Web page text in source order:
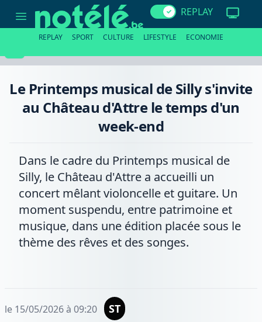
Printemps
musical
au
REPLAY
REPLAY SPORT CULTURE LIFESTYLE ECONOMIE
Le Printemps musical de Silly s'invite
au Château d'Attre le temps d'un
week-end
Dans le cadre du Printemps musical de
Silly, le Château d'Attre a accueilli un
concert mêlant violoncelle et guitare. Un
moment suspendu, entre patrimoine et
musique, dans une édition placée sous le
thème des rêves et des songes.
le 15/05/2026 à 09:20 ST